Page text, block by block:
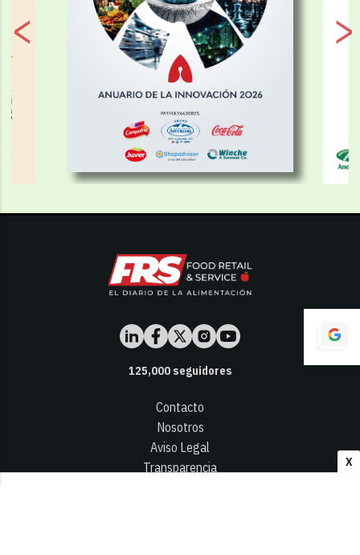
X
125,000seguidores
Contacto
Nosotros
Aviso Legal
Transparencia